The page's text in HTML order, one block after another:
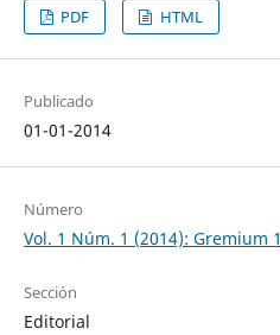
PDF HTML
Publicado
01-01-2014
Número
Vol. 1 Núm. 1 (2014): Gremium 1
Sección
Editorial